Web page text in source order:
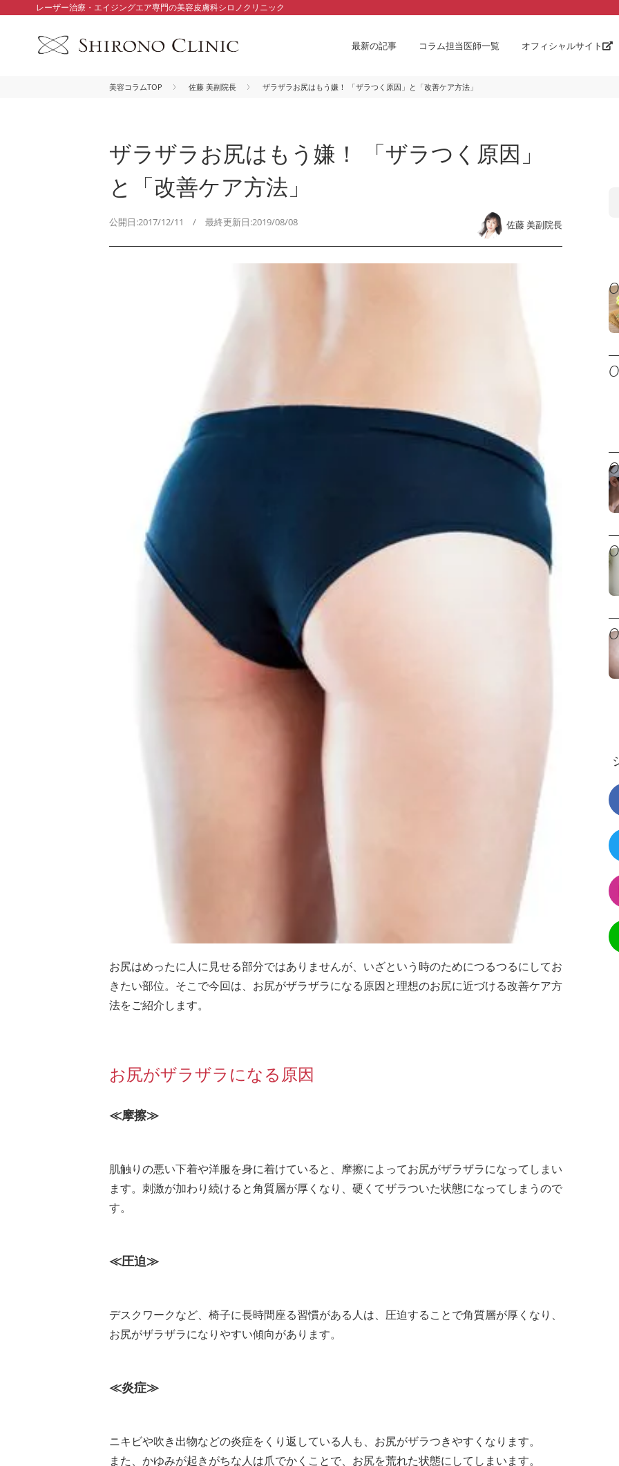
レーザー治療・エイジングエア専門の美容皮膚科シロノクリニック
最新の記事 コラム担当医師一覧 オフィシャルサイト
美容コラムTOP 佐藤 美副院長 ザラザラお尻はもう嫌！ 「ザラつく原因」と「改善ケア方法」
ザラザラお尻はもう嫌！ 「ザラつく原因」
と「改善ケア方法」
公開日:2017/12/11 / 最終更新日:2019/08/08 佐藤 美副院長
お尻はめったに人に見せる部分ではありませんが、いざという時のためにつるつるにしてお
きたい部位。そこで今回は、お尻がザラザラになる原因と理想のお尻に近づける改善ケア方
法をご紹介します。
お尻がザラザラになる原因
≪摩擦≫
肌触りの悪い下着や洋服を身に着けていると、摩擦によってお尻がザラザラになってしまい
ます。刺激が加わり続けると角質層が厚くなり、硬くてザラついた状態になってしまうので
す。
≪圧迫≫
デスクワークなど、椅子に長時間座る習慣がある人は、圧迫することで角質層が厚くなり、
お尻がザラザラになりやすい傾向があります。
≪炎症≫
ニキビや吹き出物などの炎症をくり返している人も、お尻がザラつきやすくなります。
また、かゆみが起きがちな人は爪でかくことで、お尻を荒れた状態にしてしまいます。